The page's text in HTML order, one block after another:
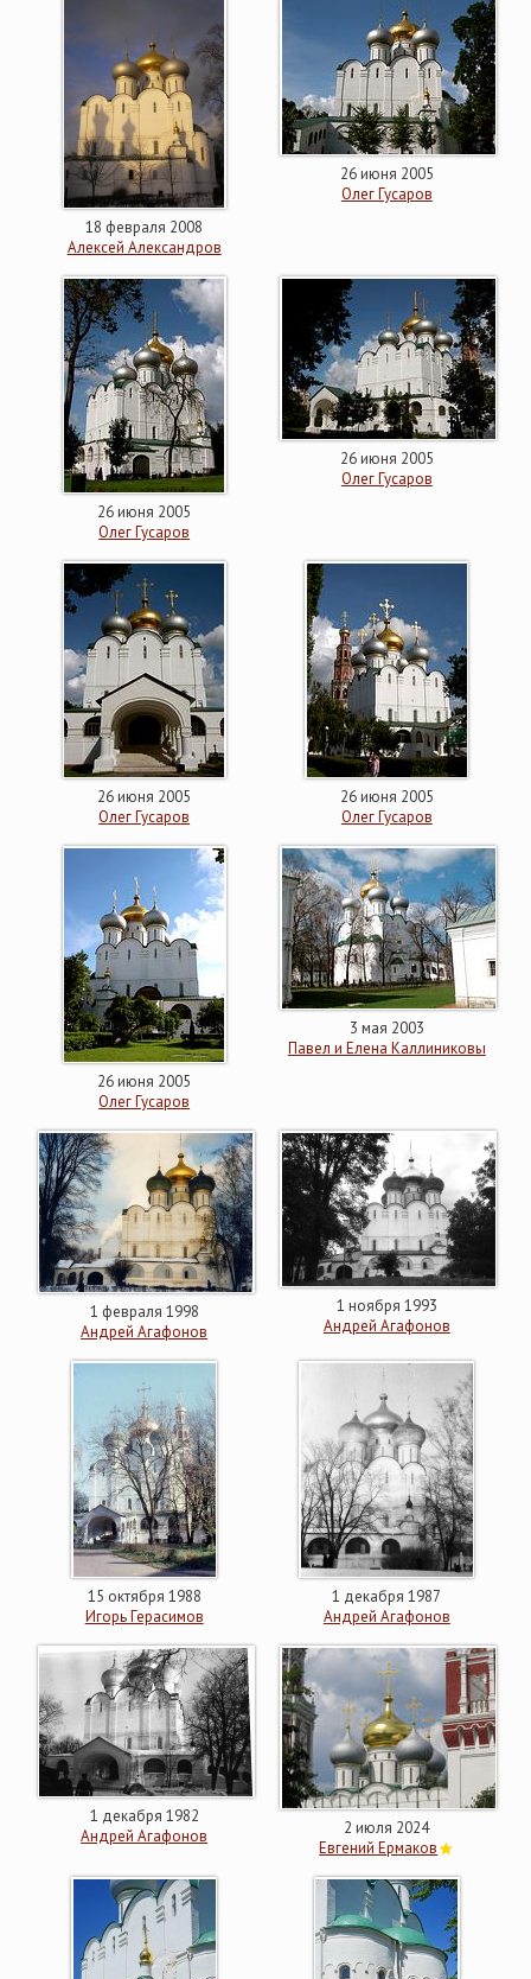
18 февраля 2008
Алексей Александров
26 июня 2005
Олег Гусаров
26 июня 2005
Олег Гусаров
26 июня 2005
Олег Гусаров
26 июня 2005
Олег Гусаров
26 июня 2005
Олег Гусаров
26 июня 2005
Олег Гусаров
3 мая 2003
Павел и Елена Каллиниковы
1 февраля 1998
Андрей Агафонов
1 ноября 1993
Андрей Агафонов
15 октября 1988
Игорь Герасимов
1 декабря 1987
Андрей Агафонов
1 декабря 1982
Андрей Агафонов
2 июля 2024
Евгений Ермаков